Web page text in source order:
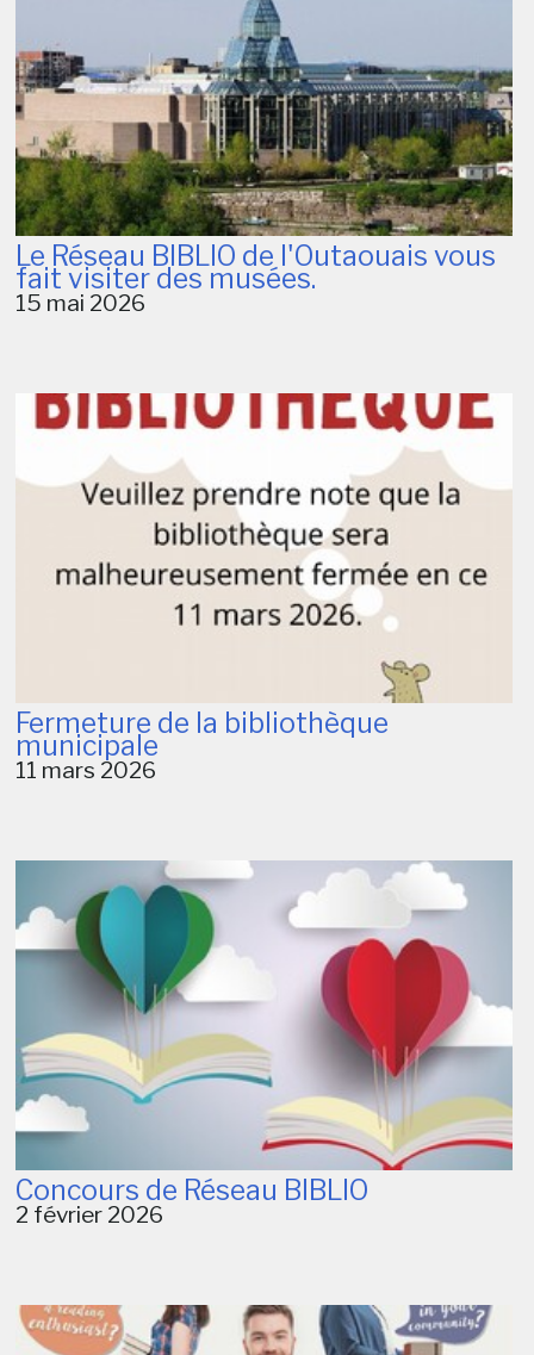
Le Réseau BIBLIO de l'Outaouais vous
fait visiter des musées.
15 mai 2026
Fermeture de la bibliothèque
municipale
11 mars 2026
Concours de Réseau BIBLIO
2 février 2026